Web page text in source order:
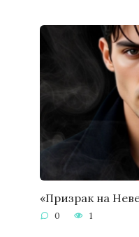
«Призрак на
0 1